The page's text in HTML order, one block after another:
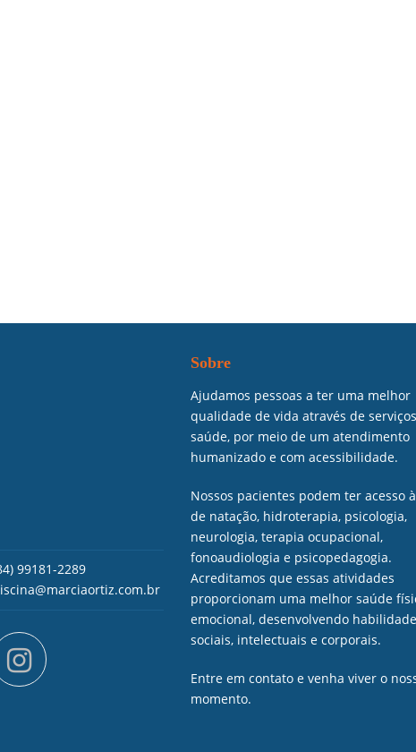
99181-2289
instagram
Sobre
Ajudamos pessoas a ter uma melhor
qualidade de vida através de
saúde, por meio de um atendimento
humanizado e com acessibilidade.
Nossos pacientes podem ter acesso
de natação, hidroterapia, psicologia,
neurologia, terapia ocupacional,
fonoaudiologia e psicopedagogia.
Acreditamos que essas atividades
proporcionam uma melhor saúde
emocional, desenvolvendo
sociais, intelectuais e corporais.
Entre em contato e venha viver o
momento.